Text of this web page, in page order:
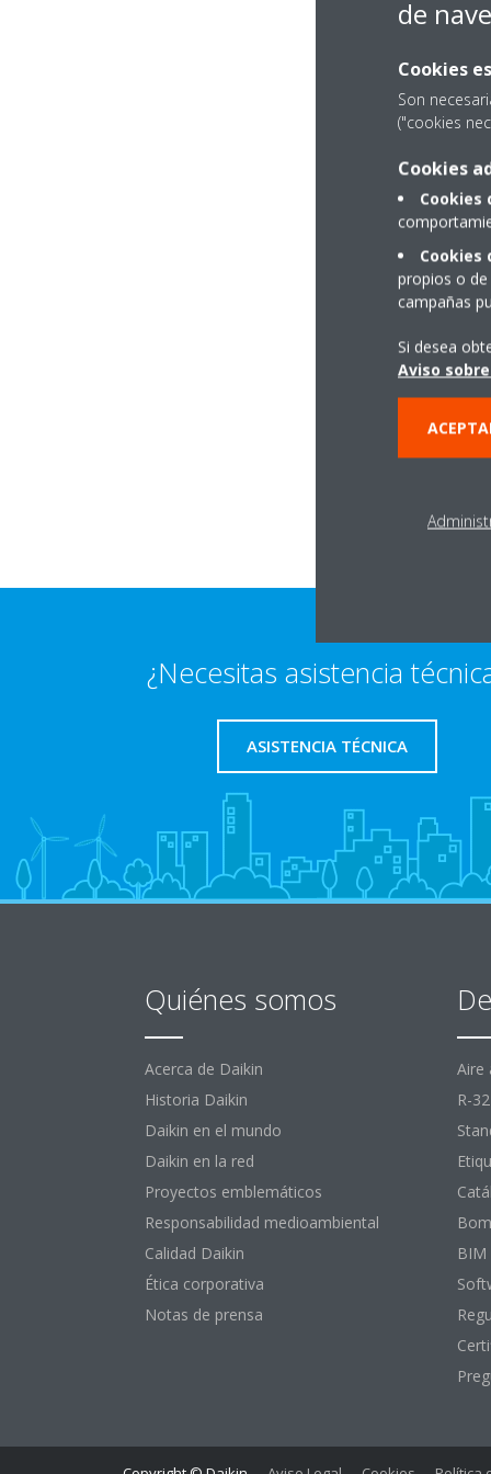
¿Necesitas asistencia
ASISTENCIA TÉCNICA
Quiénes somos
Acerca de Daikin
Historia Daikin
Daikin en el mundo
Daikin en la red
Proyectos emblemáticos
Responsabilidad medioambiental
Calidad Daikin
Ética corporativa
Notas de prensa
Aire
R-32
BIM
de
Cookies
Son
("cookies
Cookies
Cookies
Cookies
propios o
campañas
Si desea
Aviso